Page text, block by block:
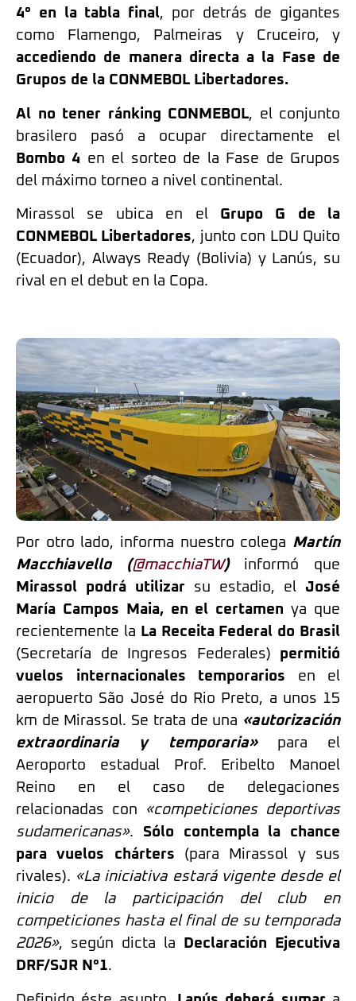
4° en la tabla final, por detrás de gigantes
como Flamengo, Palmeiras y Cruceiro, y
accediendo de manera directa a la Fase de
Grupos de la CONMEBOL Libertadores.
Al no tener ránking CONMEBOL, el conjunto
brasilero pasó a ocupar directamente el
Bombo 4 en el sorteo de la Fase de Grupos
del máximo torneo a nivel continental.
Mirassol se ubica en el Grupo G de la
CONMEBOL Libertadores, junto con LDU Quito
(Ecuador), Always Ready (Bolivia) y Lanús, su
rival en el debut en la Copa.
Por otro lado, informa nuestro colega Martín
Macchiavello (@macchiaTW) informó que
Mirassol podrá utilizar su estadio, el José
María Campos Maia, en el certamen ya que
recientemente la La Receita Federal do Brasil
(Secretaría de Ingresos Federales) permitió
vuelos internacionales temporarios en el
aeropuerto São José do Rio Preto, a unos 15
km de Mirassol. Se trata de una «autorización
extraordinaria y temporaria»para el
Aeroporto estadual Prof. Eribelto Manoel
Reino en el caso de delegaciones
relacionadas con
«competiciones deportivas
sudamericanas». Sólo contempla la chance
para vuelos chárters (para Mirassol y sus
rivales). «La iniciativa estará vigente desde el
inicio de la participación del club en
competiciones hasta el final de su temporada
2026», según dicta la
Declaración Ejecutiva
DRF/SJR N°1.